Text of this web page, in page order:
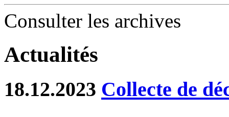
Consulter les archives
Actualités
18.12.2023 Collecte de